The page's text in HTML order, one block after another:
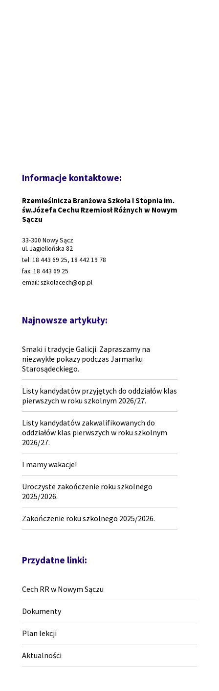
Informacje kontaktowe:
Rzemieślnicza Branżowa Szkoła I Stopnia im.
św.Józefa Cechu Rzemiosł Różnych w Nowym
Sączu
33-300 Nowy Sącz
ul. Jagiellońska 82
tel: 18 443 69 25, 18 442 19 78
fax: 18 443 69 25
email: szkolacech@op.pl
Najnowsze artykuły:
Smaki i tradycje Galicji. Zapraszamy na
niezwykłe pokazy podczas Jarmarku
Starosądeckiego.
Listy kandydatów przyjętych do oddziałów klas
pierwszych w roku szkolnym 2026/27.
Listy kandydatów zakwalifikowanych do
oddziałów klas pierwszych w roku szkolnym
2026/27.
I mamy wakacje!
Uroczyste zakończenie roku szkolnego
2025/2026.
Zakończenie roku szkolnego 2025/2026.
Przydatne linki:
Cech RR w Nowym Sączu
Dokumenty
Plan lekcji
Aktualności